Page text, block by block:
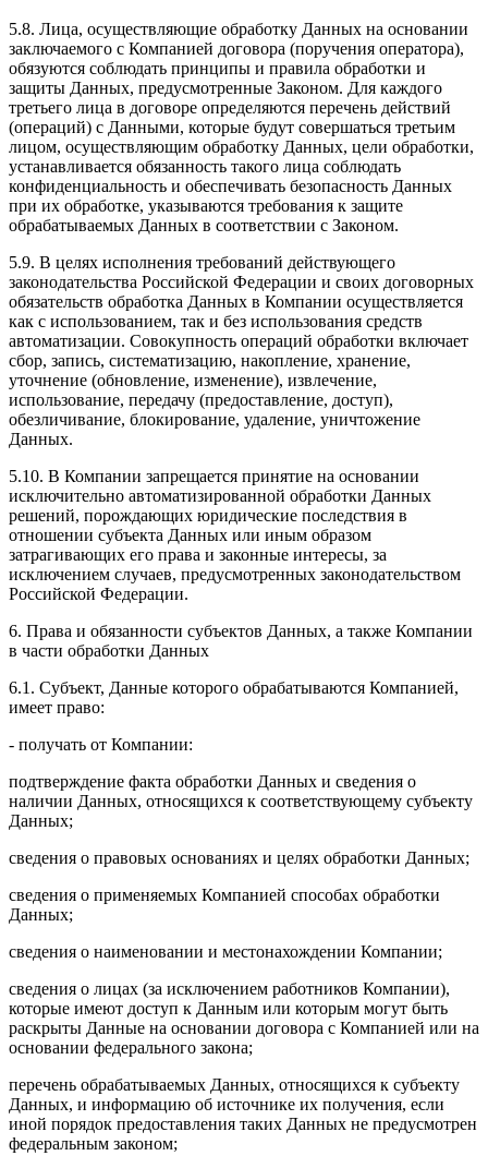
5.8. Лица, осуществляющие обработку Данных на основании
заключаемого с Компанией договора (поручения оператора),
обязуются соблюдать принципы и правила обработки и
защиты Данных, предусмотренные Законом. Для каждого
третьего лица в договоре определяются перечень действий
(операций) с Данными, которые будут совершаться третьим
лицом, осуществляющим обработку Данных, цели обработки,
устанавливается обязанность такого лица соблюдать
конфиденциальность и обеспечивать безопасность Данных
при их обработке, указываются требования к защите
обрабатываемых Данных в соответствии с Законом.
5.9. В целях исполнения требований действующего
законодательства Российской Федерации и своих договорных
обязательств обработка Данных в Компании осуществляется
как с использованием, так и без использования средств
автоматизации. Совокупность операций обработки включает
сбор, запись, систематизацию, накопление, хранение,
уточнение (обновление, изменение), извлечение,
использование, передачу (предоставление, доступ),
обезличивание, блокирование, удаление, уничтожение
Данных.
5.10. В Компании запрещается принятие на основании
исключительно автоматизированной обработки Данных
решений, порождающих юридические последствия в
отношении субъекта Данных или иным образом
затрагивающих его права и законные интересы, за
исключением случаев, предусмотренных законодательством
Российской Федерации.
6. Права и обязанности субъектов Данных, а также Компании
в части обработки Данных
6.1. Субъект, Данные которого обрабатываются Компанией,
имеет право:
- получать от Компании:
подтверждение факта обработки Данных и сведения о
наличии Данных, относящихся к соответствующему субъекту
Данных;
сведения о правовых основаниях и целях обработки Данных;
сведения о применяемых Компанией способах обработки
Данных;
сведения о наименовании и местонахождении Компании;
сведения о лицах (за исключением работников Компании),
которые имеют доступ к Данным или которым могут быть
раскрыты Данные на основании договора с Компанией или на
основании федерального закона;
перечень обрабатываемых Данных, относящихся к субъекту
Данных, и информацию об источнике их получения, если
иной порядок предоставления таких Данных не предусмотрен
федеральным законом;